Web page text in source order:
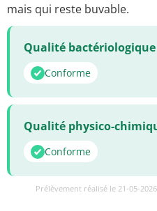
mais qui reste buvable.
Qualité bactériologique
Conforme
Qualité physico-
Conforme
Prélèvement réalisé le 21-05-